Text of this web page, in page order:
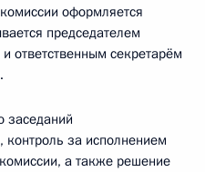
оформляется
председателем
ответственным секретарём
заседаний
за исполнением
а также решение